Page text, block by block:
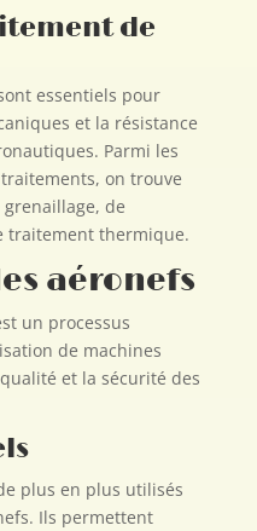
de
essentiels pour
et la résistance
Parmi les
on trouve
de
traitement thermique.
aéronefs
un processus
de machines
et la sécurité des
plus en plus utilisés
Ils permettent